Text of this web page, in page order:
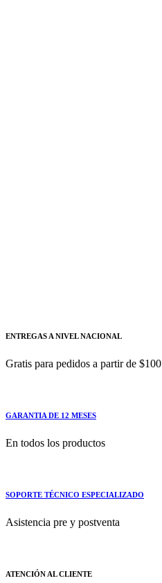
ENTREGAS A NIVEL NACIONAL
Gratis para pedidos a partir de $100
GARANTIA DE 12 MESES
En todos los productos
SOPORTE TÉCNICO ESPECIALIZADO
Asistencia pre y postventa
ATENCIÓN AL CLIENTE